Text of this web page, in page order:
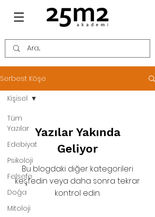
Serbest Köşe
Tüm
Yazılar
Edebiyat
Psikoloji
Felsefe
Doğa
Mitoloji
Kişisel
Yazılar Yakında
Geliyor
Bu blogdaki diğer kategorileri
keşfedin veya daha sonra tekrar
kontrol edin.